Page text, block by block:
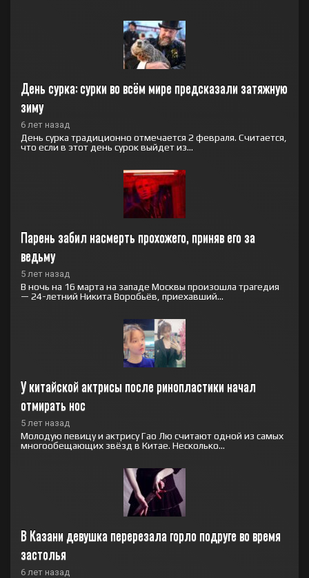
День сурка: сурки во всём мире предсказали затяжную
зиму
6 лет назад
День сурка традиционно отмечается 2 февраля. Считается,
что если в этот день сурок выйдет из...
Парень забил насмерть прохожего, приняв его за
ведьму
5 лет назад
В ночь на 16 марта на западе Москвы произошла трагедия
— 24-летний Никита Воробьёв, приехавший...
У китайской актрисы после ринопластики начал
отмирать нос
5 лет назад
Молодую певицу и актрису Гао Лю считают одной из самых
многообещающих звёзд в Китае. Несколько...
В Казани девушка перерезала горло подруге во время
застолья
6 лет назад